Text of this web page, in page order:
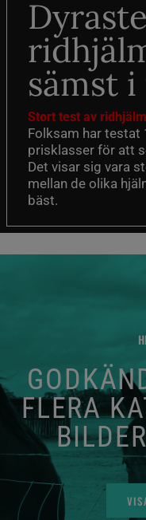
Dyraste
sämst
Stort test av
Folksam har testat
prisklasser för att
Det visar sig vara
mellan de olika
bäst.
FLERA